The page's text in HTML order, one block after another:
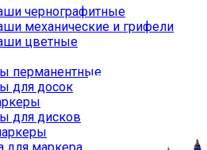
чернографитные
механические и грифели
цветные
перманентные
для досок
для дисков